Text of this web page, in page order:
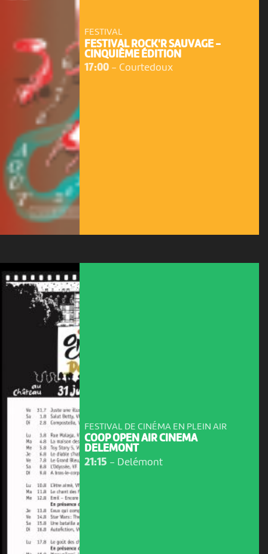
FESTIVAL
FESTIVAL ROCK'R SAUVAGE -
CINQUIÈME ÉDITION
17:00- Courtedoux
FESTIVAL DE CINÉMA EN PLEIN AIR
COOP OPEN AIR CINEMA
DELEMONT
21:15 - Delémont